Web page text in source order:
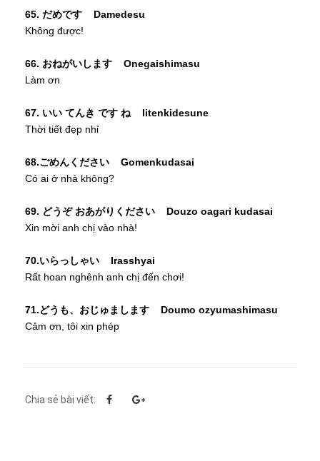
65. だめです Damedesu
Không được!
66. おねがいします Onegaishimasu
Làm ơn
67. いい てんき です ね Iitenkidesune
Thời tiết đẹp nhỉ
68.ごめんください Gomenkudasai
Có ai ở nhà không?
69. どうぞ おあがりください Douzo oagari kudasai
Xin mời anh chị vào nhà!
70.いらっしゃい Irasshyai
Rất hoan nghênh anh chị đến chơi!
71.どうも、おじゅまします Doumo ozyumashimasu
Cảm ơn, tôi xin phép
Chia sẻ bài viết: